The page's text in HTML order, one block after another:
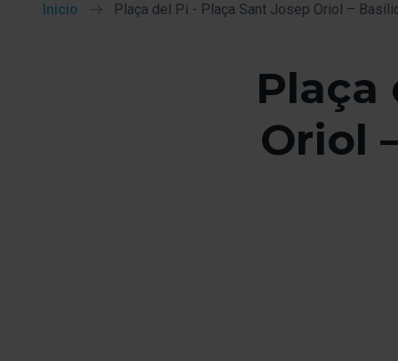
Inicio Plaça del Pi - Plaça Sant Josep Oriol –
Plaça
Oriol